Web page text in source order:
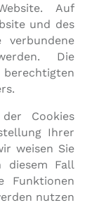
Auf
und des
Die
Cookies
Ihrer
weisen Sie
diesem Fall
Funktionen
nutzen